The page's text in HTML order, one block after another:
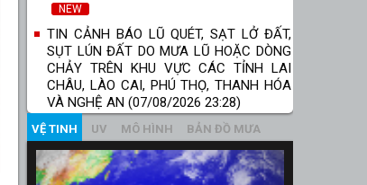
NEW
TIN CẢNH BÁO LŨ QUÉT, SẠT LỞ ĐẤT,
SỤT LÚN ĐẤT DO MƯA LŨ HOẶC DÒNG
CHẢY TRÊN KHU VỰC CÁC TỈNH LAI
CHÂU, LÀO CAI, PHÚ THỌ, THANH HÓA
VÀ NGHỆ AN (07/08/2026 23:28)
VỆ TINH UV MÔ HÌNH BẢN ĐỒ MƯA